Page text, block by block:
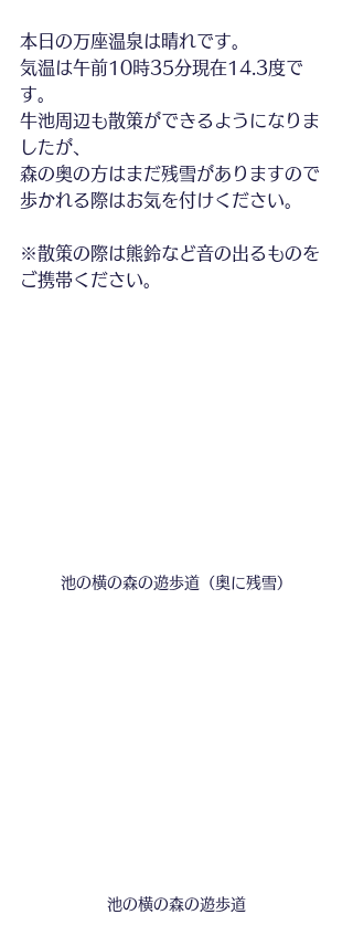
本日の万座温泉は晴れです。
気温は午前10時35分現在14.3度で
す。
牛池周辺も散策ができるようになりま
したが、
森の奥の方はまだ残雪がありますので
歩かれる際はお気を付けください。
※散策の際は熊鈴など音の出るものを
ご携帯ください。
池の横の森の遊歩道（奥に残雪）
池の横の森の遊歩道